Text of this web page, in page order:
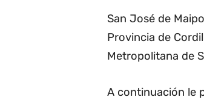
San José de
Provincia de
Metropolitana de
A continuación le